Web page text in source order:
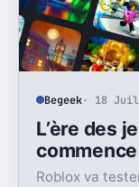
Begeek· 18 Juil
L’ère des
Roblox va